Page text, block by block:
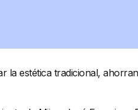
la estética tradicional,